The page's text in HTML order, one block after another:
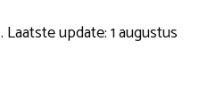
. Laatste update: 1 augustus